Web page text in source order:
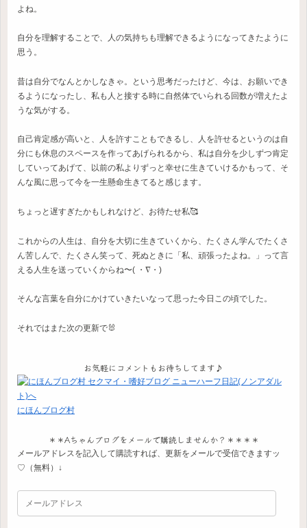
よね。
自分を理解することで、人の気持ちも理解できるようになってきたように
思う。
昔は自分でなんとかしなきゃ。という思考だったけど、今は、お願いでき
るようになったし、私も人と接する時に自然体でいられる回数が増えたよ
うな気がする。
自己肯定感が高いと、人を許すこともできるし、人を許せるというのは自
分にも休息のスペースを作ってあげられるから、私は自分を少しずつ肯定
していってあげて、以前の私よりずっと幸せに生きていけるかもって、そ
んな風に思って今を一生懸命生きてると感じます。
ちょっと遅すぎたかもしれなけど、お待たせ私🥰
これからの人生は、自分を大切に生きていくから、たくさん学んでたくさ
ん苦しんで、たくさん笑って、死ぬときに「私、頑張ったよね。」って言
える人生を送っていくからね〜( ・∇・)
そんな言葉を自分にかけていきたいなって思った今日この頃でした。
それではまた次の更新で🐰
お気軽にコメントもお待ちしてます♪
にほんブログ村
＊＊Aちゃんブログをメールで購読しませんか？＊＊＊＊
メールアドレスを記入して購読すれば、更新をメールで受信できますッ
♡（無料）↓